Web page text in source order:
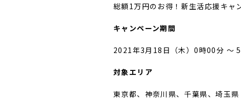
総額1万円のお得！新生活応援キャ
キャンペーン期間
2021年3月18日（木）0時00分 〜
対象エリア
東京都、神奈川県、千葉県、埼玉県